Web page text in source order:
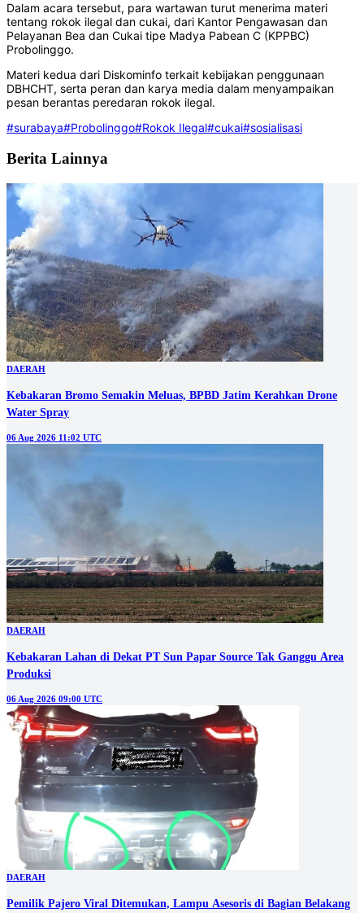
Dalam acara tersebut, para wartawan turut menerima materi
tentang rokok ilegal dan cukai, dari Kantor Pengawasan dan
Pelayanan Bea dan Cukai tipe Madya Pabean C (KPPBC)
Probolinggo.
Materi kedua dari Diskominfo terkait kebijakan penggunaan
DBHCHT, serta peran dan karya media dalam menyampaikan
pesan berantas peredaran rokok ilegal.
#surabaya#Probolinggo#Rokok Ilegal#cukai#sosialisasi
Berita Lainnya
DAERAH
Kebakaran Bromo Semakin Meluas, BPBD Jatim Kerahkan Drone
Water Spray
06 Aug 2026 11:02 UTC
DAERAH
Kebakaran Lahan di Dekat PT Sun Papar Source Tak Ganggu Area
Produksi
06 Aug 2026 09:00 UTC
DAERAH
Pemilik Pajero Viral Ditemukan, Lampu Asesoris di Bagian Belakang